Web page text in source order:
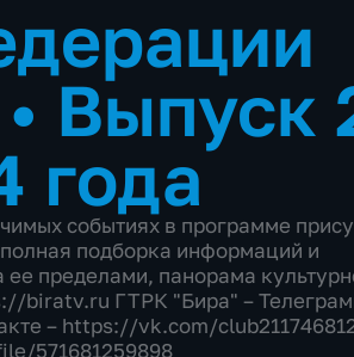
• Выпуск
года
событиях в программе
подборка информаций и
ее пределами, панорама
biratv.ru ГТРК "Бира" –
– https://vk.com/
571681259898